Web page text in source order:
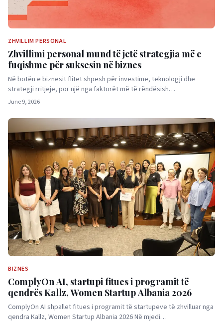
ZHVILLIM PERSONAL
Zhvillimi personal mund të jetë strategjia më e
fuqishme për suksesin në biznes
Në botën e biznesit flitet shpesh për investime, teknologji dhe
strategji rritjeje, por një nga faktorët më të rëndësish…
June 9, 2026
BIZNES
ComplyOn AI, startupi fitues i programit të
qendrës Kallz, Women Startup Albania 2026
ComplyOn AI shpallet fitues i programit të startupeve të zhvilluar nga
qendra Kallz, Women Startup Albania 2026 Në mjedi…